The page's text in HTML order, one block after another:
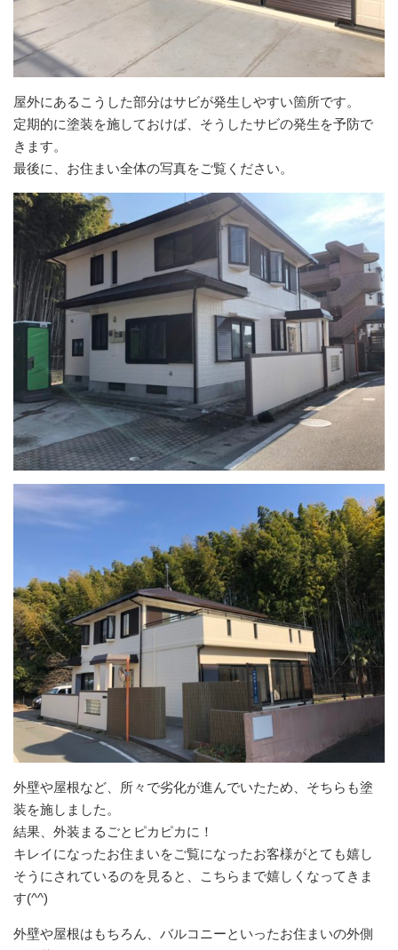
屋外にあるこうした部分はサビが発生しやすい箇所です。
定期的に塗装を施しておけば、そうしたサビの発生を予防で
きます。
最後に、お住まい全体の写真をご覧ください。
外壁や屋根など、所々で劣化が進んでいたため、そちらも塗
装を施しました。
結果、外装まるごとピカピカに！
キレイになったお住まいをご覧になったお客様がとても嬉し
そうにされているのを見ると、こちらまで嬉しくなってきま
す(^^)
外壁や屋根はもちろん、バルコニーといったお住まいの外側